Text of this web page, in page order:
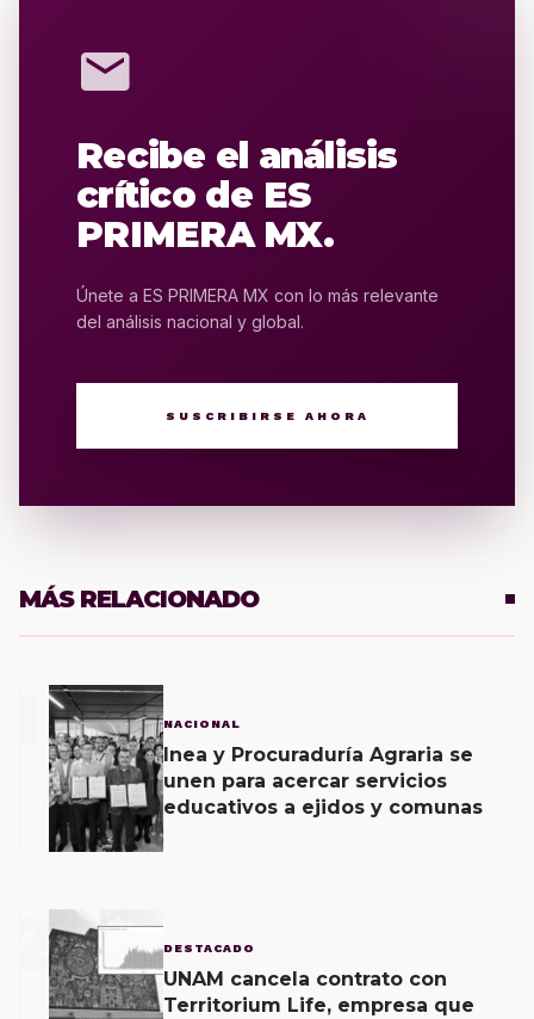
mail
Recibe el análisis
crítico de ES
PRIMERA MX.
Únete a ES PRIMERA MX con lo más relevante
del análisis nacional y global.
SUSCRIBIRSE AHORA
MÁS RELACIONADO
NACIONAL
Inea y Procuraduría Agraria se
unen para acercar servicios
educativos a ejidos y comunas
2 DESTACADO
UNAM cancela contrato con
Territorium Life, empresa que